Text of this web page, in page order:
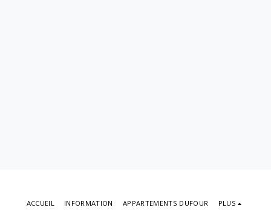
ACCUEIL INFORMATION APPARTEMENTS DUFOUR PLUS